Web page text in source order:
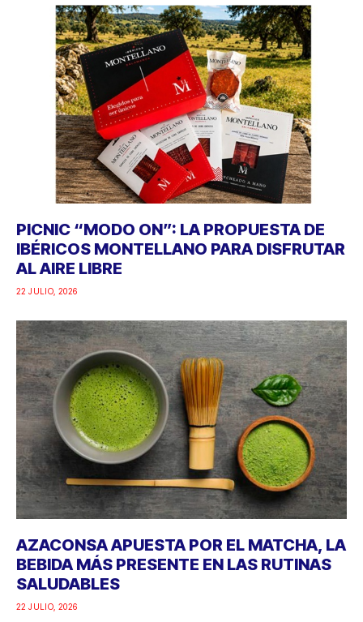
PICNIC “MODO ON”: LA PROPUESTA DE
IBÉRICOS MONTELLANO PARA DISFRUTAR
AL AIRE LIBRE
22 JULIO, 2026
AZACONSA APUESTA POR EL MATCHA, LA
BEBIDA MÁS PRESENTE EN LAS RUTINAS
SALUDABLES
22 JULIO, 2026